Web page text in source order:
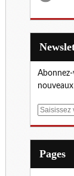
E
Pages